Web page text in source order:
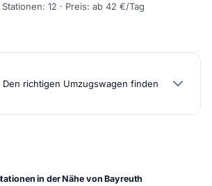
Stationen: 12 · Preis: ab 42 €/Tag
Den richtigen Umzugswagen finden
in der Nähe von Bayreuth